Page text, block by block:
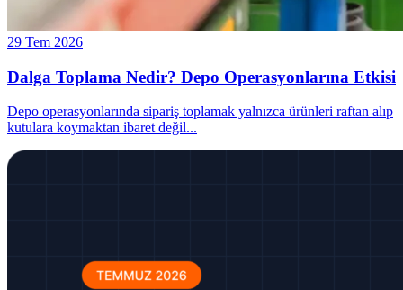
29 Tem 2026
Dalga Toplama Nedir? Depo Operasyonlarına Etkisi
Depo operasyonlarında sipariş toplamak yalnızca ürünleri raftan alıp
kutulara koymaktan ibaret değil...